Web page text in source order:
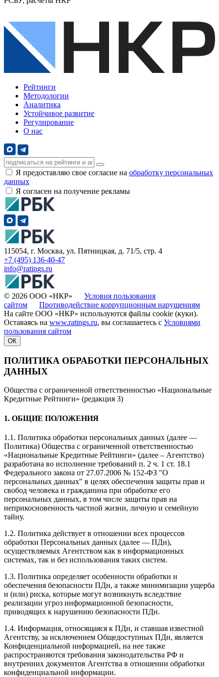
Рейтинги
Методологии
Аналитика
Устойчивое развитие
Регулирование
О нас
Я предоставляю свое согласие на обработку персональных
данных
Я согласен на получение рекламы
115054, г. Москва, ул. Пятницкая, д. 71/5, стр. 4
+7 (495) 136-40-47
info@ratings.ru
© 2026 ООО «НКР» Условия пользования
сайтом
Противодействие коррупционным нарушениям
На сайте ООО «НКР» используются файлы cookie (куки).
Оставаясь на www.ratings.ru, вы соглашаетесь с Условиями
пользования сайтом
ОК
ПОЛИТИКА ОБРАБОТКИ ПЕРСОНАЛЬНЫХ
ДАННЫХ
Общества с ограниченной ответственностью «Национальные
Кредитные Рейтинги» (редакция 3)
1. ОБЩИЕ ПОЛОЖЕНИЯ
1.1. Политика обработки персональных данных (далее —
Политика) Общества с ограниченной ответственностью
«Национальные Кредитные Рейтинги» (далее – Агентство)
разработана во исполнение требований п. 2 ч. 1 ст. 18.1
Федерального закона от 27.07.2006 № 152-ФЗ "О
персональных данных" в целях обеспечения защиты прав и
свобод человека и гражданина при обработке его
персональных данных, в том числе защиты прав на
неприкосновенность частной жизни, личную и семейную
тайну.
1.2. Политика действует в отношении всех процессов
обработки Персональных данных (далее — ПДн),
осуществляемых Агентством как в информационных
системах, так и без использования таких систем.
1.3. Политика определяет особенности обработки и
обеспечения безопасности ПДн, а также минимизации ущерба
и (или) риска, которые могут возникнуть вследствие
реализации угроз информационной безопасности,
приводящих к нарушению безопасности ПДн.
1.4. Информация, относящаяся к ПДн, и ставшая известной
Агентству, за исключением Общедоступных ПДн, является
Конфиденциальной информацией, на нее также
распространяются требования законодательства РФ и
внутренних документов Агентства в отношении обработки
конфиденциальной информации.